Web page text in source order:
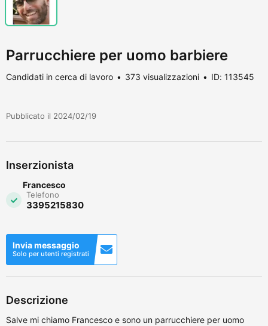
Parrucchiere per uomo barbiere
Candidati in cerca di lavoro 373 visualizzazioni ID: 113545
Pubblicato il 2024/02/19
Inserzionista
Francesco
Telefono
3395215830
Invia messaggio
Solo per utenti registrati
Descrizione
Salve mi chiamo Francesco e sono un parrucchiere per uomo